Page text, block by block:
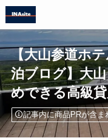
【大山参道ホ
泊ブログ】大
めできる高級
記事内に商品PRが含ま